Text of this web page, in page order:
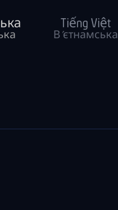
Tiếng Việt
В’єтнамська